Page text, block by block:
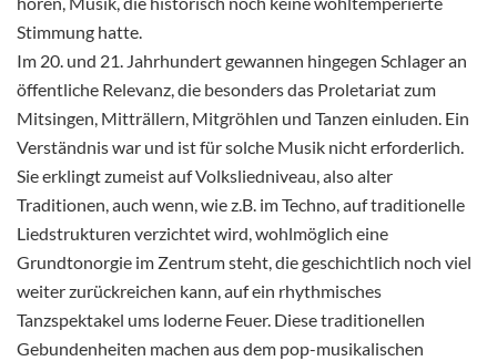
Stimmung hatte.
Im 20. und 21. Jahrhundert gewannen hingegen Schlager an
öffentliche Relevanz, die besonders das Proletariat zum
Mitsingen, Mitträllern, Mitgröhlen und Tanzen einluden. Ein
Verständnis war und ist für solche Musik nicht erforderlich.
Sie erklingt zumeist auf Volksliedniveau, also alter
Traditionen, auch wenn, wie z.B. im Techno, auf traditionelle
Liedstrukturen verzichtet wird, wohlmöglich eine
Grundtonorgie im Zentrum steht, die geschichtlich noch viel
weiter zurückreichen kann, auf ein rhythmisches
Tanzspektakel ums loderne Feuer. Diese traditionellen
Gebundenheiten machen aus dem pop-musikalischen